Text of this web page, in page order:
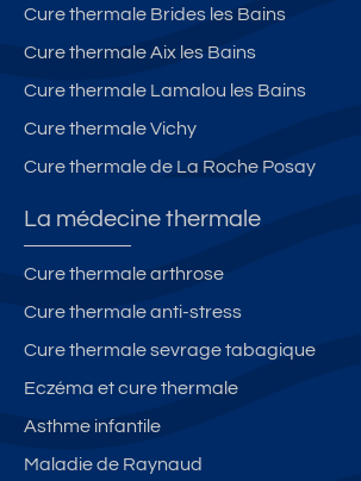
Cure thermale Brides les Bains
Cure thermale Aix les Bains
Cure thermale Lamalou les Bains
Cure thermale Vichy
Cure thermale de La Roche Posay
La médecine thermale
Cure thermale arthrose
Cure thermale anti-stress
Cure thermale sevrage tabagique
Eczéma et cure thermale
Asthme infantile
Maladie de Raynaud